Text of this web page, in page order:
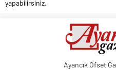
yapabilirsiniz.
Ayancık Ofset